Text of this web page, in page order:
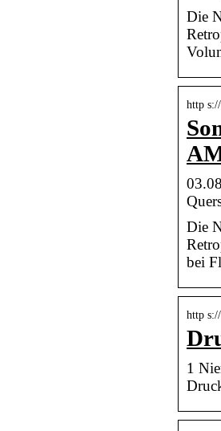
Die
http
Die
bei
http
1